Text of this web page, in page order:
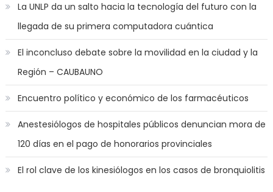
La UNLP da un salto hacia la tecnología del futuro con la
llegada de su primera computadora cuántica
El inconcluso debate sobre la movilidad en la ciudad y la
Región – CAUBAUNO
Encuentro político y económico de los farmacéuticos
Anestesiólogos de hospitales públicos denuncian mora de
120 días en el pago de honorarios provinciales
El rol clave de los kinesiólogos en los casos de bronquiolitis